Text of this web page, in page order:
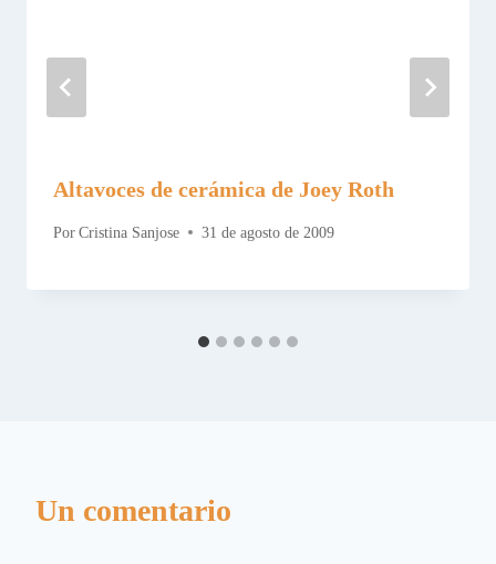
Altavoces de cerámica de Joey Roth
Por Cristina Sanjose 31 de agosto de 2009
Un comentario